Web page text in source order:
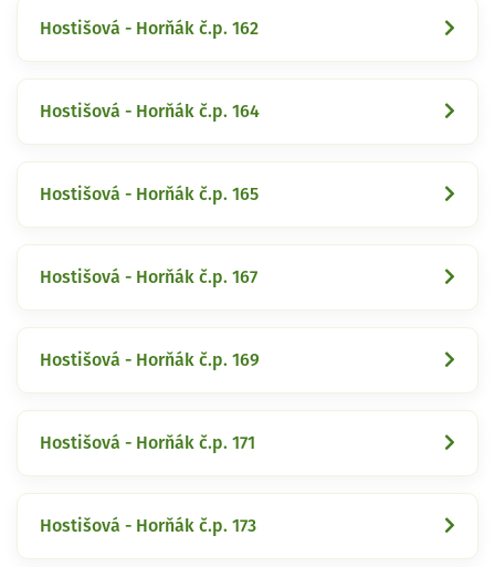
Hostišová - Horňák č.p. 162
Hostišová - Horňák č.p. 164
Hostišová - Horňák č.p. 165
Hostišová - Horňák č.p. 167
Hostišová - Horňák č.p. 169
Hostišová - Horňák č.p. 171
Hostišová - Horňák č.p. 173